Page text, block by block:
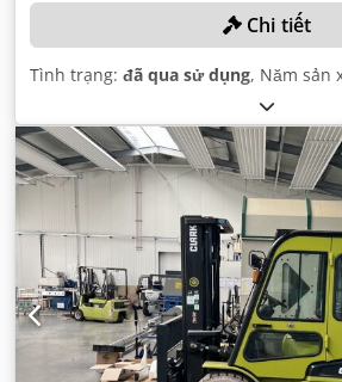
Chi tiết
Tình trạng: đã qua sử dụng, Năm sản